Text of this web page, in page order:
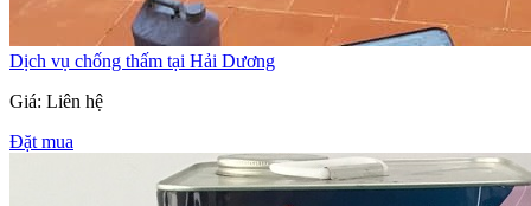
Dịch vụ chống thấm tại Hải Dương
Giá: Liên hệ
Đặt mua